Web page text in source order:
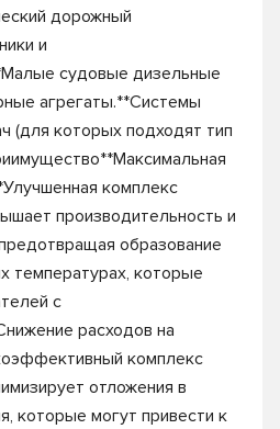
дорожный
и
судовые дизельные
агрегаты.**Системы
(для которых подходят тип
комплекс
производительность и
образование
температурах, которые
с
расходов на
комплекс
отложения в
которые могут привести к